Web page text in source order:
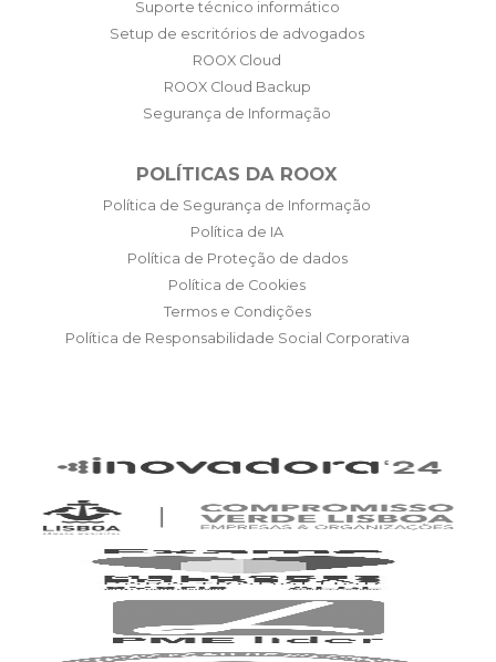
Suporte técnico informático
Setup de escritórios de advogados
ROOX Cloud
ROOX Cloud Backup
Segurança de Informação
POLÍTICAS DA ROOX
Política de Segurança de Informação
Política de IA
Política de Proteção de dados
Política de Cookies
Termos e Condições
Política de Responsabilidade Social Corporativa